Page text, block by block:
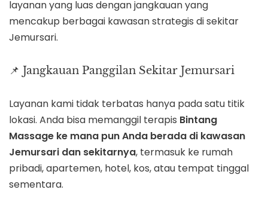
layanan yang luas dengan jangkauan yang
mencakup berbagai kawasan strategis di sekitar
Jemursari.
📌 Jangkauan Panggilan Sekitar Jemursari
Layanan kami tidak terbatas hanya pada satu titik
lokasi. Anda bisa memanggil terapis Bintang
Massage ke mana pun Anda berada di kawasan
Jemursari dan sekitarnya, termasuk ke rumah
pribadi, apartemen, hotel, kos, atau tempat tinggal
sementara.